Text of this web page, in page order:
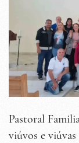
Pastoral
viúvos e